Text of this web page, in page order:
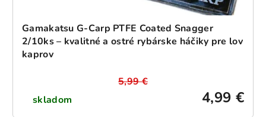
Gamakatsu G-Carp PTFE Coated Snagger
2/10ks – kvalitné a ostré rybárske háčiky pre lov
kaprov
skladom 4,99 €
5,99 €